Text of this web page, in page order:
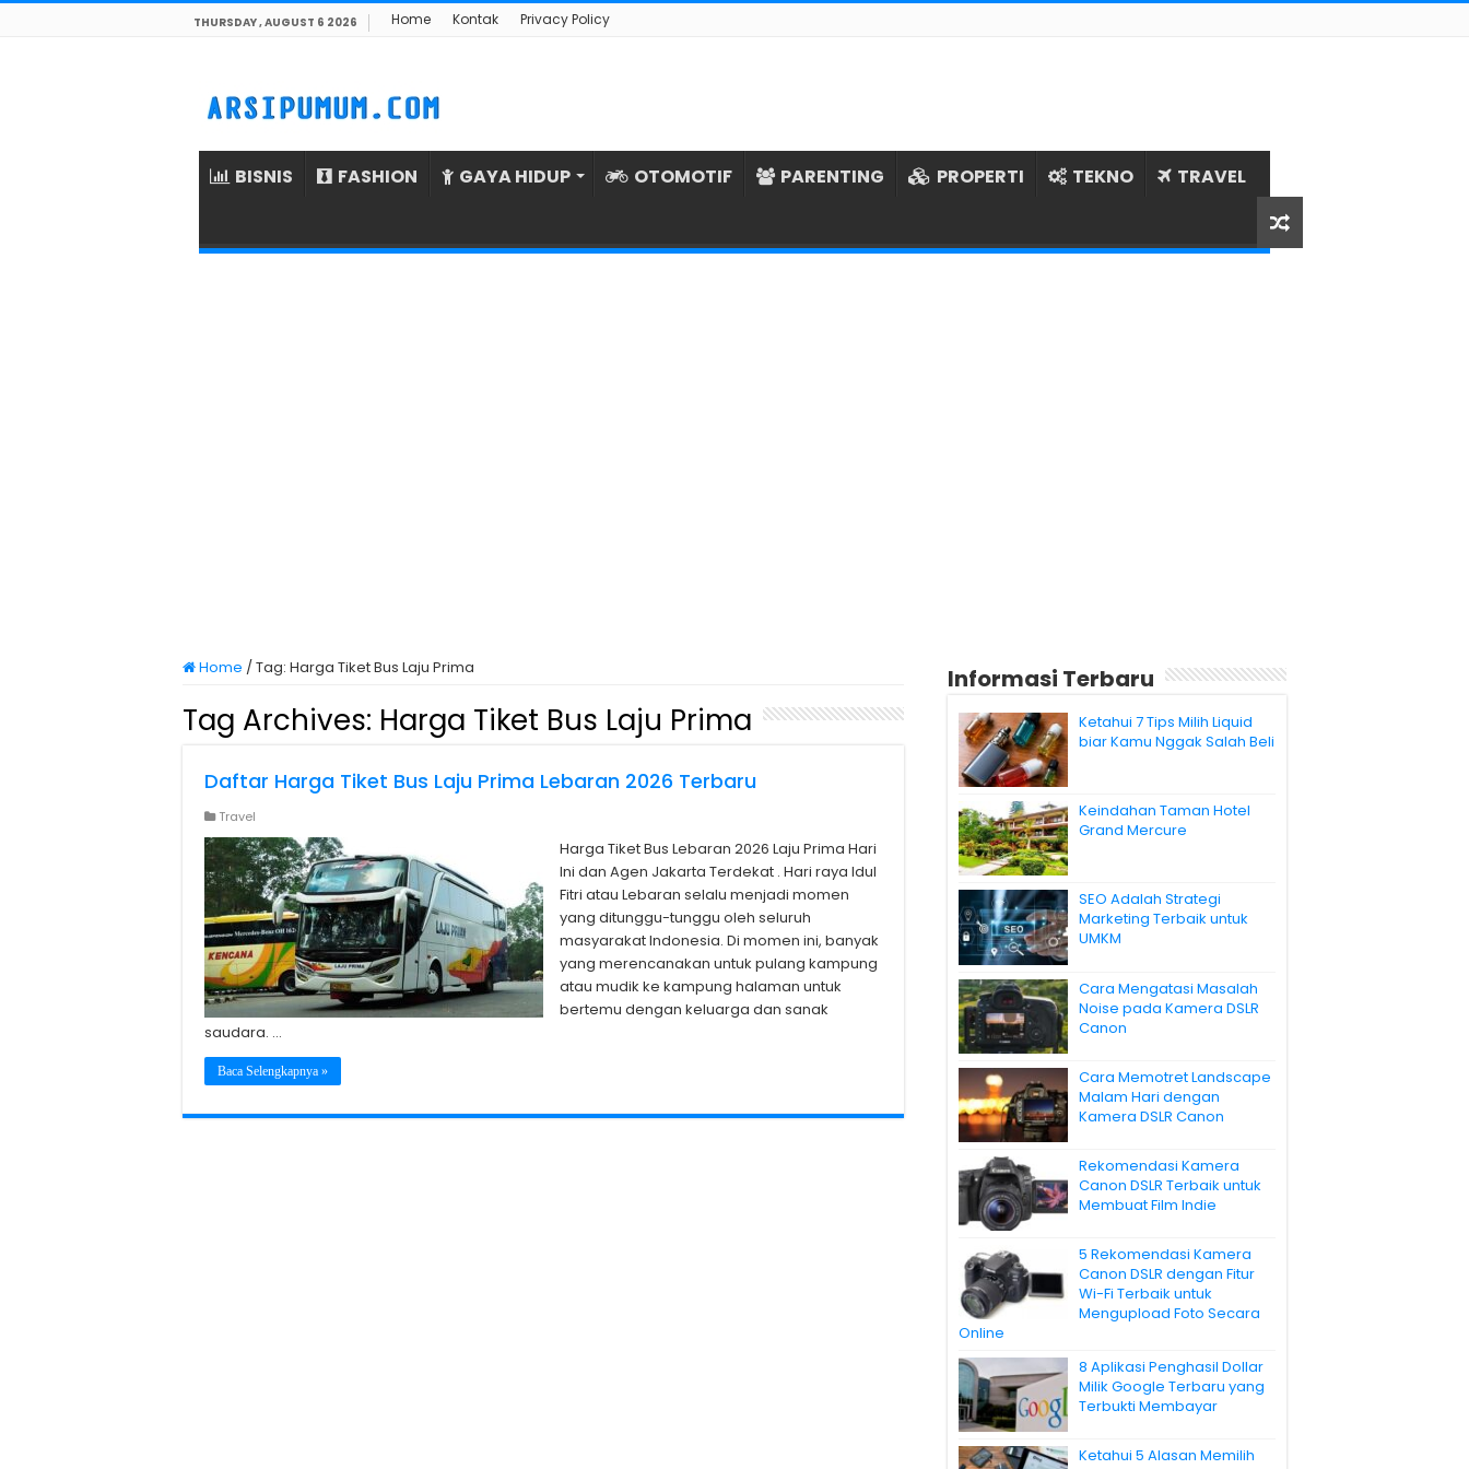
THURSDAY , AUGUST 6 2026 Home Kontak Privacy Policy
BISNIS FASHION GAYA HIDUP OTOMOTIF PARENTING PROPERTI TEKNO TRAVEL
Home /Tag: Harga Tiket Bus Laju Prima
Tag Archives: Harga Tiket Bus Laju Prima
Daftar Harga Tiket Bus Laju Prima Lebaran 2026 Terbaru
Travel
Harga Tiket Bus Lebaran 2026 Laju Prima Hari
Ini dan Agen Jakarta Terdekat . Hari raya Idul
Fitri atau Lebaran selalu menjadi momen
yang ditunggu-tunggu oleh seluruh
masyarakat Indonesia. Di momen ini, banyak
yang merencanakan untuk pulang kampung
atau mudik ke kampung halaman untuk
bertemu dengan keluarga dan sanak
saudara. …
Baca Selengkapnya »
Informasi Terbaru
Ketahui 7 Tips Milih Liquid
biar Kamu Nggak Salah Beli
Keindahan Taman Hotel
Grand Mercure
SEO Adalah Strategi
Marketing Terbaik untuk
UMKM
Cara Mengatasi Masalah
Noise pada Kamera DSLR
Canon
Cara Memotret Landscape
Malam Hari dengan
Kamera DSLR Canon
Rekomendasi Kamera
Canon DSLR Terbaik untuk
Membuat Film Indie
5 Rekomendasi Kamera
Canon DSLR dengan Fitur
Wi-Fi Terbaik untuk
Mengupload Foto Secara
Online
8 Aplikasi Penghasil Dollar
Milik Google Terbaru yang
Terbukti Membayar
Ketahui 5 Alasan Memilih